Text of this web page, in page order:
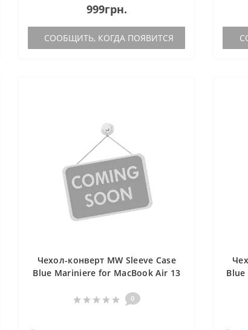
999грн.
СООБЩИТЬ, КОГДА ПОЯВИТСЯ
Чехол-конверт MW Sleeve Case
Blue Mariniere for MacBook Air 13
0
.. ..